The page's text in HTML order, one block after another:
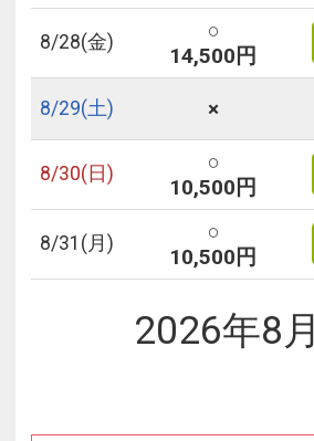
8/28(金)
○
14,500円
8/29(土) ×
8/30(日)
○
10,500円
8/31 (月)
○
10,500円
2026年8月